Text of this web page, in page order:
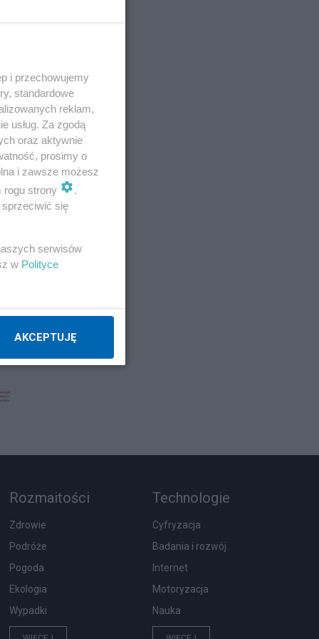
Rozmaitości
Zdrowie
Podróże
Pogoda
Ekologia
Wypadki
Technologie
Cyfryzacja
Badania i rozwój
Internet
Motoryzacja
Nauka
i przechowujemy
standardowe
reklam,
usług. Za zgodą
oraz aktywnie
prosimy o
i zawsze możesz
rogu strony
.
się
serwisów
w Polityce
AKCEPTUJĘ